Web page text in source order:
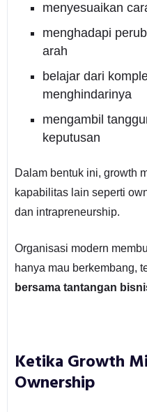
menyesuaikan
menghadapi
arah
belajar dari
menghindarinya
mengambil
keputusan
Dalam bentuk ini, growth
kapabilitas lain seperti
dan intrapreneurship.
Organisasi modern
hanya mau berkembang,
bersama tantangan
Ketika Growth
Ownership